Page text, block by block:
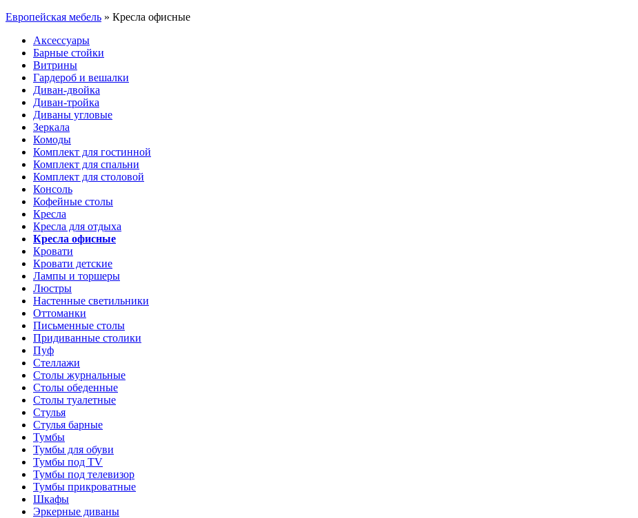
Европейская мебель » Кресла офисные
Аксессуары
Барные стойки
Витрины
Гардероб и вешалки
Диван-двойка
Диван-тройка
Диваны угловые
Зеркала
Комоды
Комплект для гостинной
Комплект для спальни
Комплект для столовой
Консоль
Кофейные столы
Кресла
Кресла для отдыха
Кресла офисные
Кровати
Кровати детские
Лампы и торшеры
Люстры
Настенные светильники
Оттоманки
Письменные столы
Придиванные столики
Пуф
Стеллажи
Столы журнальные
Столы обеденные
Столы туалетные
Стулья
Стулья барные
Тумбы
Тумбы для обуви
Тумбы под TV
Тумбы под телевизор
Тумбы прикроватные
Шкафы
Эркерные диваны